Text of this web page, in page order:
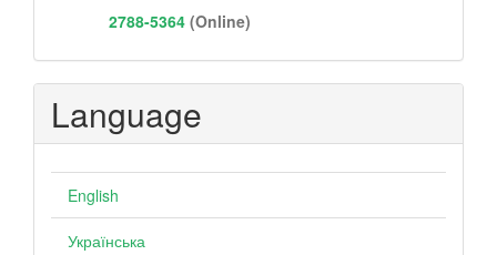
2788-5364 (Online)
Language
English
Українська